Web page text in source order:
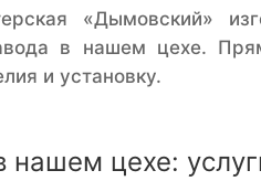
«Дымовский»
в нашем цехе.
и установку.
нашем цехе: